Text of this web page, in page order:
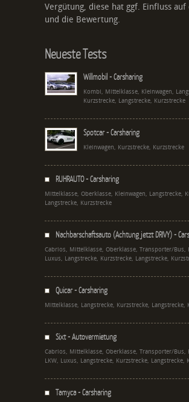
Vergütung, diese hat ggf. Einfluss auf
und die Bewertung.
Neueste Tests
Willmobil - Carsharing
Kombi, Mittelklasse, Kleinwagen,
Kurzstrecke, Langstrecke, Kurzstrecke
Spotcar - Carsharing
Kleinwagen, Kurzstrecke, Kurzstrecke
RUHRAUTO - Carsharing
Mittelklasse, Oberklasse, Kleinwagen, Langstrecke,
Langstrecke, Kurzstrecke
Nachbarschaftsauto (Achtung jetzt DRIVY) -
Cabrios, Mittelklasse, Oberklasse, Transporter/Bus,
Luxus, Langstrecke, Kurzstrecke, Langstrecke,
Quicar - Carsharing
Mittelklasse, Langstrecke, Kurzstrecke, Langstrecke,
Sixt - Autovermietung
Cabrios, Mittelklasse, Oberklasse, Transporter/Bus,
LKW, Luxus, Langstrecke, Kurzstrecke, Langstrecke,
Tamyca - Carsharing